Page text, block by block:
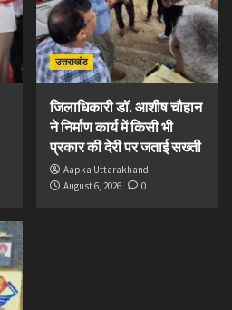
उत्तराखंड
जिलाधिकारी डॉ. आशीष चौहान
ने निर्माण कार्य में किसी भी
प्रकार की देरी पर जताई सख्ती
Aapka Uttarakhand
August 6, 2026
0